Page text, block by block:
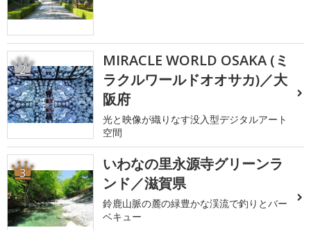
2
MIRACLE WORLD OSAKA (ミ
ラクルワールドオオサカ)／大
阪府
光と映像が織りなす没入型デジタルアート
空間
3
いわなの里永源寺グリーンラ
ンド／滋賀県
鈴鹿山脈の麓の緑豊かな渓流で釣りとバー
ベキュー